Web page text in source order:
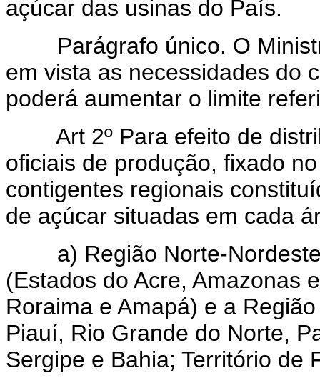
açúcar das usinas do País.
Parágrafo único. O
em vista as necessidades do
poderá aumentar o limite
Art 2º Para efeito de
oficiais de produção, fixado
contigentes regionais
de açúcar situadas em cada
a) Região Norte-Nordeste:
(Estados do Acre, Amazonas
Roraima e Amapá) e a
Piauí, Rio Grande do Norte,
Sergipe e Bahia; Território de